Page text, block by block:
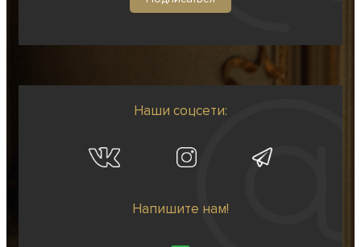
Наши соцсети:
Напишите нам!